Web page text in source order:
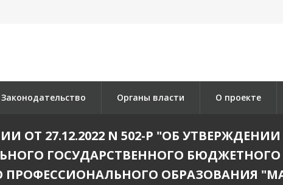
Законодательство Органы власти О проекте
ОТ 27.12.2022 N 502-Р "ОБ
ГОСУДАРСТВЕННОГО
ОБРАЗОВАНИЯ